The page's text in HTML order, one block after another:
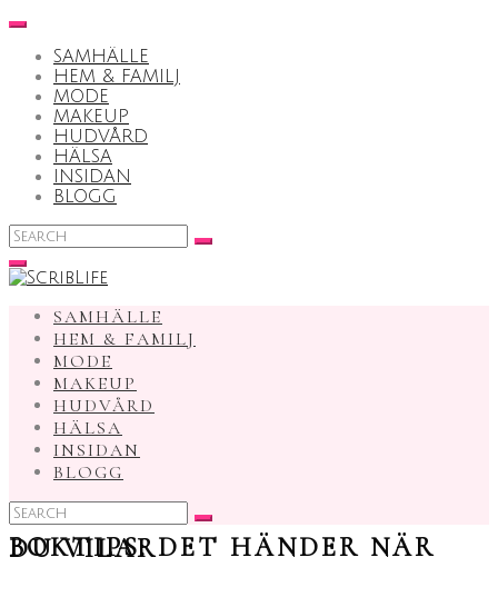
Skip
content
SAMHÄLLE
HEM & FAMILJ
MODE
MAKEUP
HUDVÅRD
HÄLSA
INSIDAN
BLOGG
Search
for:
SAMHÄLLE
HEM & FAMILJ
MODE
MAKEUP
HUDVÅRD
HÄLSA
INSIDAN
BLOGG
Search
for:
BOKTIPS: DET HÄNDER NÄR DU VILAR